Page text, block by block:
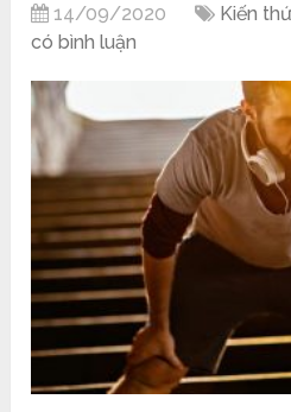
14/09/2020 Kiến
có bình luận